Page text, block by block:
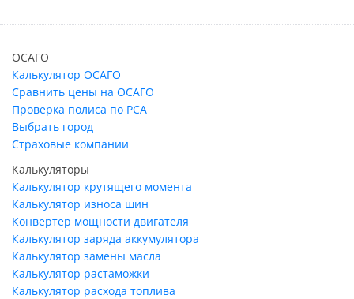
ОСАГО
Калькулятор ОСАГО
Сравнить цены на ОСАГО
Проверка полиса по РСА
Выбрать город
Страховые компании
Калькуляторы
Калькулятор крутящего момента
Калькулятор износа шин
Конвертер мощности двигателя
Калькулятор заряда аккумулятора
Калькулятор замены масла
Калькулятор растаможки
Калькулятор расхода топлива